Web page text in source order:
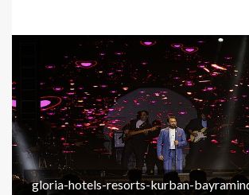
gloria-hotels-resorts-kurban-